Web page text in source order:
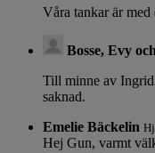
Våra tankar är
Bosse, Evy
Till minne av
saknad.
Emelie Bäckelin
Hej Gun, varmt